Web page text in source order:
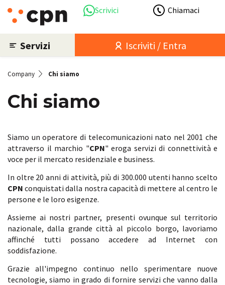
Scrivici Chiamaci
Servizi Iscriviti / Entra
Company Chi siamo
Chi siamo
Siamo un operatore di telecomunicazioni nato nel 2001 che
attraverso il marchio "CPN" eroga servizi di connettività e
voce per il mercato residenziale e business.
In oltre 20 anni di attività, più di 300.000 utenti hanno scelto
CPN conquistati dalla nostra capacità di mettere al centro le
persone e le loro esigenze.
Assieme ai nostri partner, presenti ovunque sul territorio
nazionale, dalla grande città al piccolo borgo, lavoriamo
affinché tutti possano accedere ad Internet con
soddisfazione.
Grazie all'impegno continuo nello sperimentare nuove
tecnologie, siamo in grado di fornire servizi che vanno dalla